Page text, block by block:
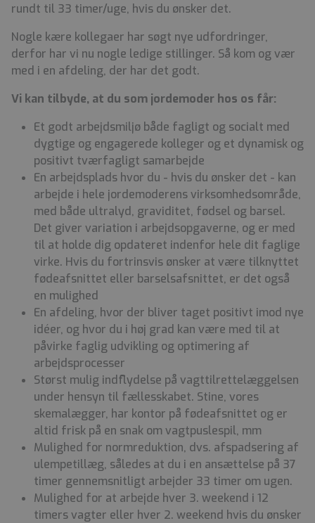
rundt til 33 timer/uge, hvis du ønsker det.
Nogle kære kollegaer har søgt nye udfordringer,
derfor har vi nu nogle ledige stillinger. Så kom og vær
med i en afdeling, der har det godt.
Vi kan tilbyde, at du som jordemoder hos os får:
Et godt arbejdsmiljø både fagligt og socialt med
dygtige og engagerede kolleger og et dynamisk og
positivt tværfagligt samarbejde
En arbejdsplads hvor du - hvis du ønsker det - kan
arbejde i hele jordemoderens virksomhedsområde,
med både ultralyd, graviditet, fødsel og barsel.
Det giver variation i arbejdsopgaverne, og er med
til at holde dig opdateret indenfor hele dit faglige
virke. Hvis du fortrinsvis ønsker at være tilknyttet
fødeafsnittet eller barselsafsnittet, er det også
en mulighed
En afdeling, hvor der bliver taget positivt imod nye
idéer, og hvor du i høj grad kan være med til at
påvirke faglig udvikling og optimering af
arbejdsprocesser
Størst mulig indflydelse på vagttilrettelæggelsen
under hensyn til fællesskabet. Stine, vores
skemalægger, har kontor på fødeafsnittet og er
altid frisk på en snak om vagtpuslespil, mm
Mulighed for normreduktion, dvs. afspadsering af
ulempetillæg, således at du i en ansættelse på 37
timer gennemsnitligt arbejder 33 timer om ugen.
Mulighed for at arbejde hver 3. weekend i 12
timers vagter eller hver 2. weekend hvis du ønsker